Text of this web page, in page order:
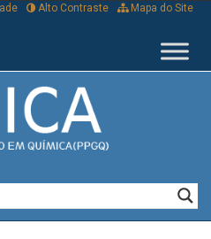
Mapa do Site
Alto Contraste